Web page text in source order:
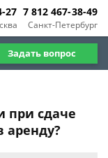
27
Санкт-Петербург
7 812 467-38-49
Задать вопрос
при сдаче
аренду?